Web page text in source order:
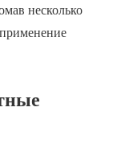
несколько